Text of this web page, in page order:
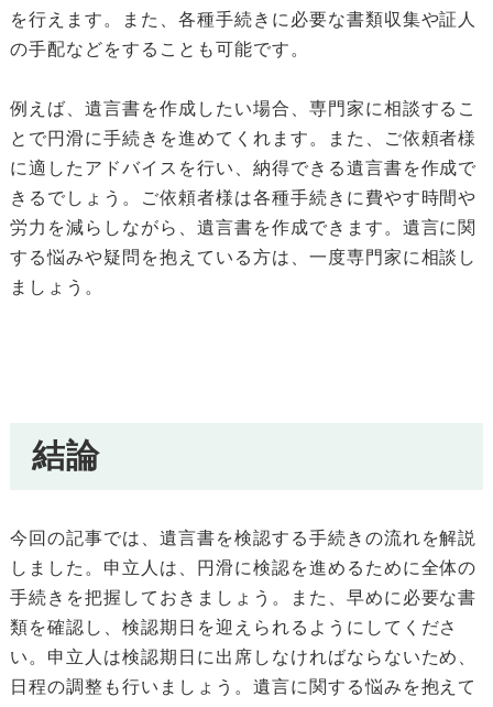
を行えます。また、各種手続きに必要な書類収集や証人
の手配などをすることも可能です。
例えば、遺言書を作成したい場合、専門家に相談するこ
とで円滑に手続きを進めてくれます。また、ご依頼者様
に適したアドバイスを行い、納得できる遺言書を作成で
きるでしょう。ご依頼者様は各種手続きに費やす時間や
労力を減らしながら、遺言書を作成できます。遺言に関
する悩みや疑問を抱えている方は、一度専門家に相談し
ましょう。
結論
今回の記事では、遺言書を検認する手続きの流れを解説
しました。申立人は、円滑に検認を進めるために全体の
手続きを把握しておきましょう。また、早めに必要な書
類を確認し、検認期日を迎えられるようにしてくださ
い。申立人は検認期日に出席しなければならないため、
日程の調整も行いましょう。遺言に関する悩みを抱えて